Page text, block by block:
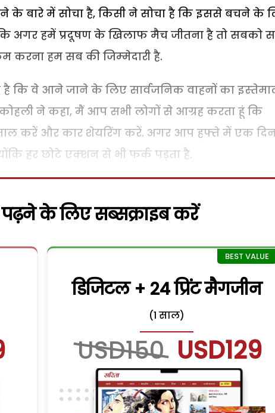
के बारे में सोचा है, किसी ने सोचा है कि इससे बचने के
अगर हमें प्रदूषण के खिलाफ मैच जीतना है तो सबको
करना हम सब की जिम्‍मेदारी है.
है कि वे आने जाने के लिए सार्वजनिक वाहनों का
ने कहा, मैं आप सभी लोगों से आग्रह करता हूं कि
करें और कार शेयरिंग करें. अगर आप हफ्ते में एक
हर छोटे एक्‍शन से भी फर्क पड़ता है.
के लिए सब्सक्राइब करें
डिजिटल + 24 प्रिंट मैगजीन
(1 साल)
USD150 USD129